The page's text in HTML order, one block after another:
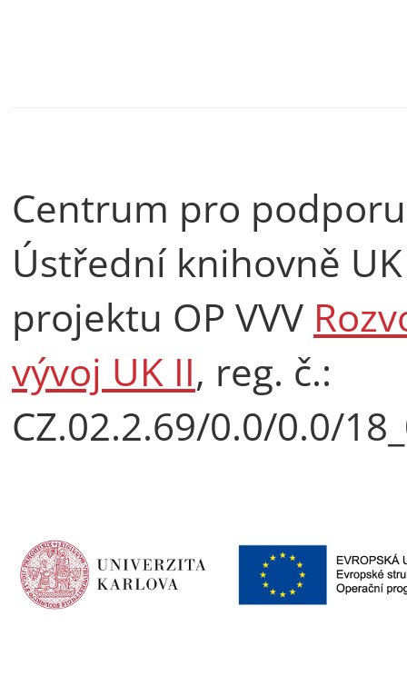
Centrum pro
Ústřední knihovně
projektu OP VVV
vývoj UK II, reg. č.:
CZ.02.2.69/0.0/0.0/